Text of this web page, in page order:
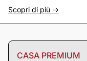
Scopri di più ->
CASA PREMIUM